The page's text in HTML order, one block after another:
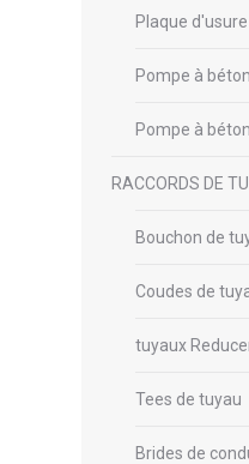
Plaque
Pompe à
Pompe à
RACCORDS DE
Bouchon de
Coudes de
tuyaux
Tees de tuyau
Brides de